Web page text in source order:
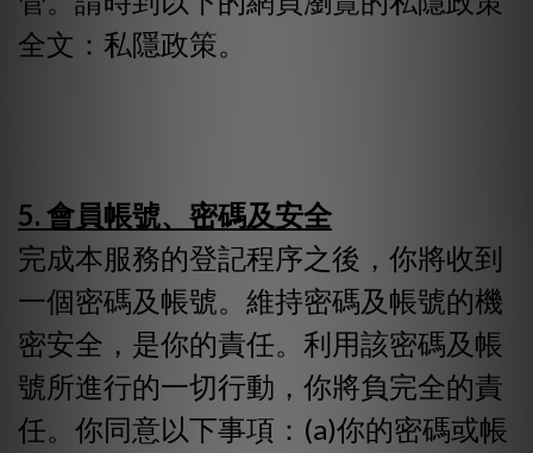
全文：私隱政策。
5. 會員帳號、密碼及安全
完成本服務的登記程序之後，你將收到
一個密碼及帳號。維持密碼及帳號的機
密安全，是你的責任。利用該密碼及帳
號所進行的一切行動，你將負完全的責
任。你同意以下事項：(a)你的密碼或帳